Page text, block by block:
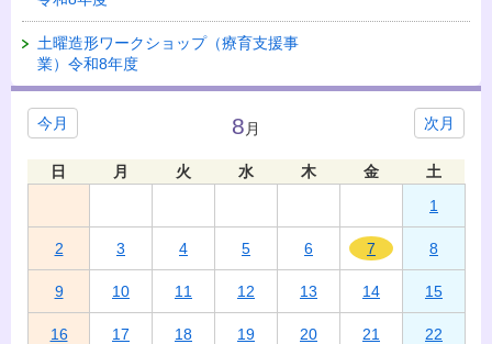
土曜造形ワークショップ（療育支援事
業）令和8年度
今月 次月
8 月
日 月 火 水 木 金
土
1
2 3 4 5 6 7 8
9 10 11 12 13 14 15
16 17 18 19 20 21 22